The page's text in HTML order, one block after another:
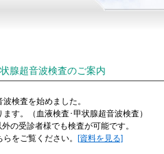
腺超音波検査のご案内
検査を始めました。
す。（血液検査･甲状腺超音波検査）
の受診者様でも検査が可能です。
をご覧ください。 [資料を見る]